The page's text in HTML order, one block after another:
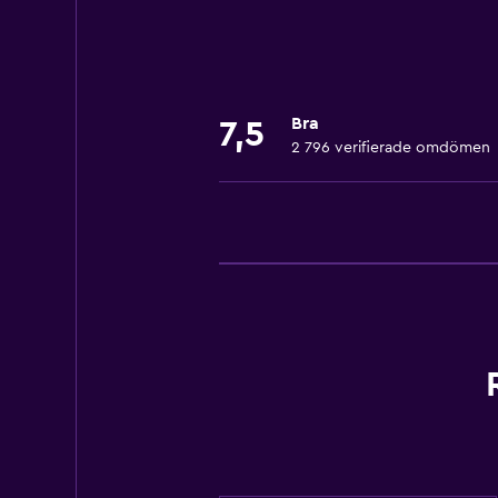
Nås via hiss
7,5 Bra
2 796 verifierade omdömen